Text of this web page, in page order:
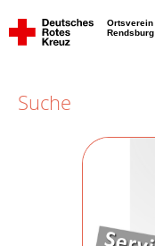
Ortsverein
Rendsburg
Suche